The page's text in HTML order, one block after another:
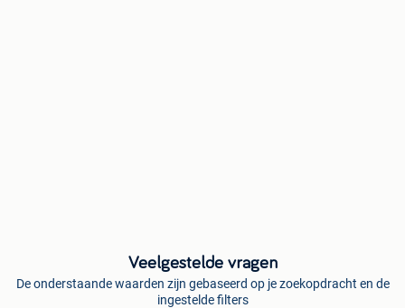
Veelgestelde vragen
De onderstaande waarden zijn gebaseerd op je zoekopdracht en de
ingestelde filters